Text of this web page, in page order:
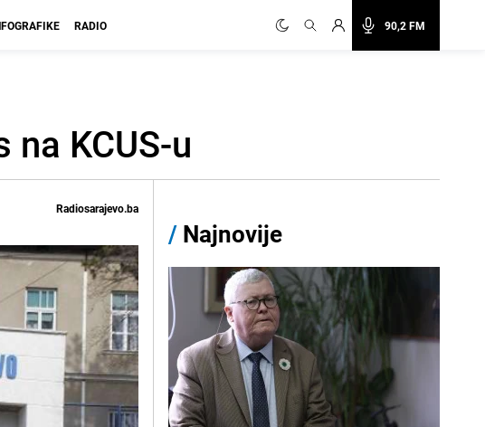
90,2 FM
RADIO
KCUS-u
Radiosarajevo.ba
/ Najnovije